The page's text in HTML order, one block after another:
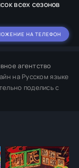
всех сезонов
НА ТЕЛЕФОН
агентство
на Русском языке
поделись с